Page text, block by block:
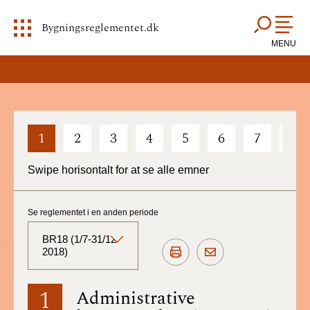
Bygningsreglementet.dk
MENU
1 2 3 4 5 6 7
Swipe horisontalt for at se alle emner
1 Administrative
Se reglementet i en anden periode
BR18 (1/7-31/12
2018)
BR18 (Aktuelt)